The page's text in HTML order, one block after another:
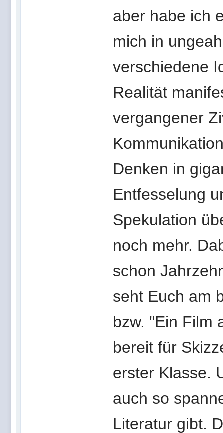
aber habe ich
mich in
verschiedene
Realität
vergangener
Denken in
Entfesselung
Spekulation
noch mehr.
schon
seht Euch am
bzw. "Ein Film
bereit für
erster Klasse.
auch so
Literatur gibt.